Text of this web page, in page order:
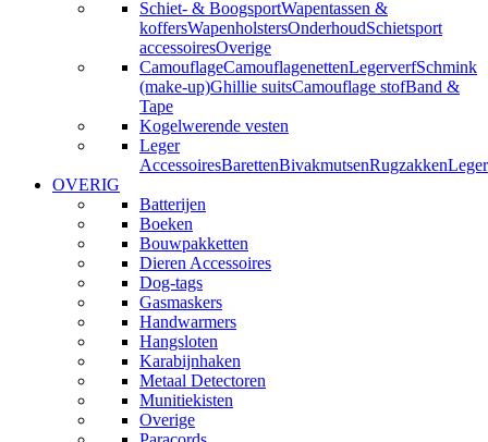
Schiet- & BoogsportWapentassen &
koffersWapenholstersOnderhoudSchietsport
accessoiresOverige
CamouflageCamouflagenettenLegerverfSchmink
(make-up)Ghillie suitsCamouflage stofBand &
Tape
Kogelwerende vesten
Leger
AccessoiresBarettenBivakmutsenRugzakken
OVERIG
Batterijen
Boeken
Bouwpakketten
Dieren Accessoires
Dog-tags
Gasmaskers
Handwarmers
Hangsloten
Karabijnhaken
Metaal Detectoren
Munitiekisten
Overige